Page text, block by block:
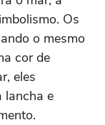
Os
o mesmo
cor de
eles
lancha e